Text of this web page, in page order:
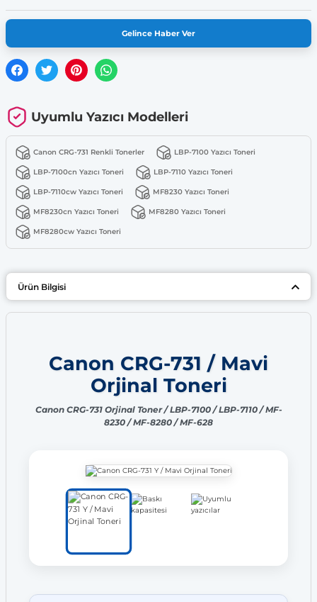
Gelince Haber Ver
Uyumlu Yazıcı Modelleri
Canon CRG-731 Renkli Tonerler LBP-7100 Yazıcı Toneri
LBP-7100cn Yazıcı Toneri LBP-7110 Yazıcı Toneri
LBP-7110cw Yazıcı Toneri MF8230 Yazıcı Toneri
MF8230cn Yazıcı Toneri MF8280 Yazıcı Toneri
MF8280cw Yazıcı Toneri
Ürün Bilgisi
Canon CRG-731 / Mavi
Orjinal Toneri
Canon CRG-731 Orjinal Toner / LBP-7100 / LBP-7110 / MF-
8230 / MF-8280 / MF-628